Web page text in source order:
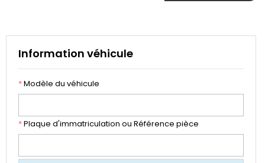
Information véhicule
*Modèle du véhicule
*Plaque d'immatriculation ou Référence pièce